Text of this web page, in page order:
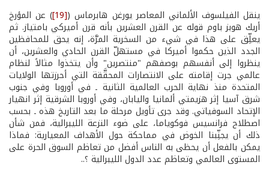
ينقل الفيلسوف الألماني المعاصر يورغن هابرماس ([19] ) عن المؤرخ
أريك هوبز باوم قوله عن القرن العشرين بأنه قرن أميركي بامتياز. ثم
يعلِّق على هذا في شيء من السخرية المرَّة، إنه يحق للمحافظين
الجدد الذين حكموا أميركا في مستهلّ القرن الحادي والعشرين، أن
ينظروا إلى أنفسهم بوصفهم "منتصرين" وأن يتخذوا مثالاً لنظام
عالمي جرت إقامته على الانتصارات المحقَّقة التي أحرزتها الولايات
المتحدة منذ نهاية الحرب العالمية الثانية ـ في أوروبا وفي جنوب
شرق آسيا إثر هزيمتي ألمانيا واليابان، وفي أوروبا الشرقية إثر انهيار
الإتحاد السوفياتي. وقد جرى تأويل مرحلة ما بعد التاريخ هذه ـ بحسب
اصطلاح فرانسيس فوكوياما، على ضوء النزعة الليبرالية، فمن شأن
ذلك أن يجنِّبنا الخوض في مماحكة حول الأهداف المعيارية: فماذا
يمكن بالفعل أن يحظى به الناس أفضل من تعاظم السوق الحرة على
المستوى العالمي وتعاظم عدد الدول الليبرالية ؟..